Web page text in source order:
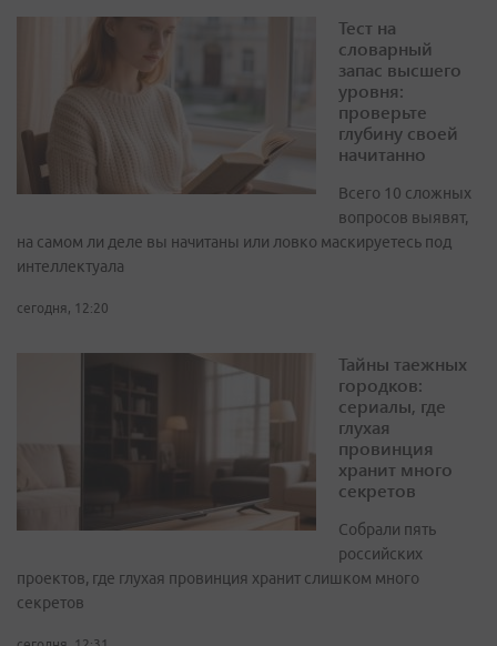
Тест на
словарный
запас высшего
уровня:
проверьте
глубину своей
начитанно
Всего 10 сложных
вопросов выявят,
на самом ли деле вы начитаны или ловко маскируетесь под
интеллектуала
сегодня, 12:20
Тайны таежных
городков:
сериалы, где
глухая
провинция
хранит много
секретов
Собрали пять
российских
проектов, где глухая провинция хранит слишком много
секретов